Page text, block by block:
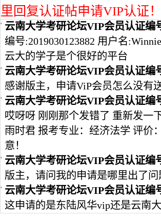
里回复认证帖申请VIP认证！
云南大学考研论坛VIP会员认证编
编号:2019030123882 用户名
云大的学子是个很好的平台
云南大学考研论坛VIP会员认证编
感谢版主，申请ViP会员怎么没有
云南大学考研论坛VIP会员认证编
哎呀呀 刚刚那个发错了 重新发一
雨时君 报考专业：经济法学 评价
意！
云南大学考研论坛VIP会员认证编
版主，请问我的申请是哪里出了
云南大学考研论坛VIP会员认证编
这申请的是东陆风华vip还是云南